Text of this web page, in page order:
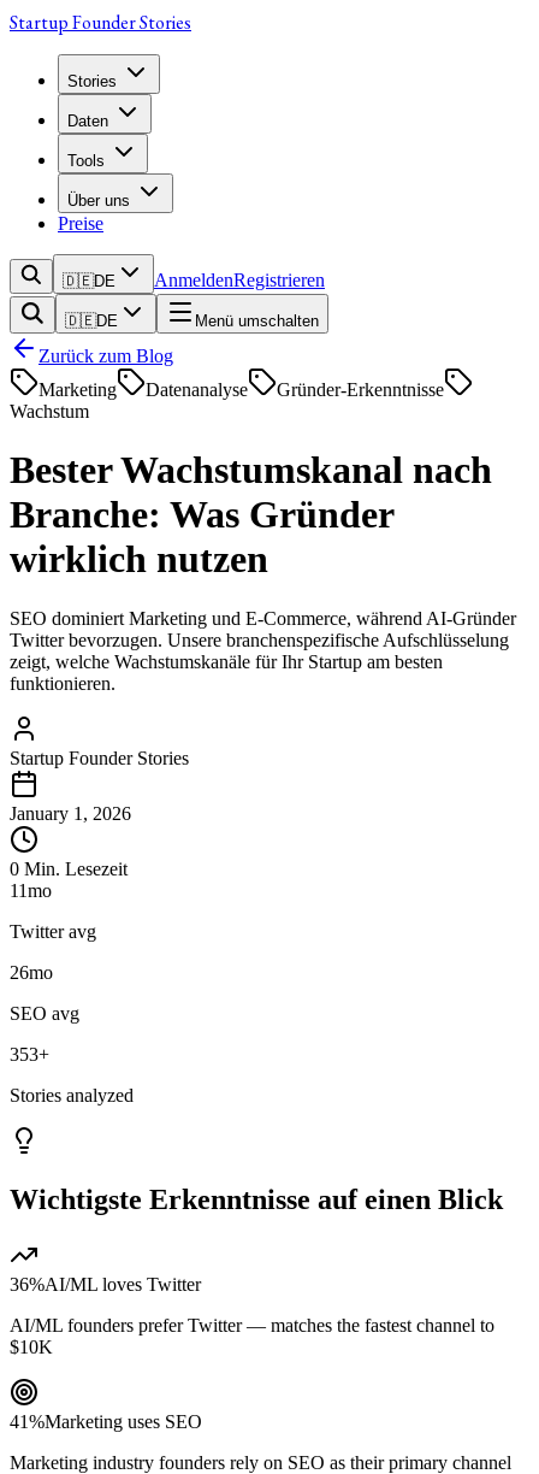
Startup Founder Stories
Stories
Daten
Tools
Über uns
Preise
🇩🇪DE AnmeldenRegistrieren
🇩🇪DE Menü umschalten
Zurück zum Blog
Marketing
Datenanalyse
Gründer-Erkenntnisse
Wachstum
Bester Wachstumskanal nach
Branche: Was Gründer
wirklich nutzen
SEO dominiert Marketing und E-Commerce, während AI-Gründer
Twitter bevorzugen. Unsere branchenspezifische Aufschlüsselung
zeigt, welche Wachstumskanäle für Ihr Startup am besten
funktionieren.
Startup Founder Stories
January 1, 2026
0 Min. Lesezeit
11mo
Twitter avg
26mo
SEO avg
353+
Stories analyzed
Wichtigste Erkenntnisse auf einen Blick
36%AI/ML loves Twitter
AI/ML founders prefer Twitter — matches the fastest channel to
$10K
41%Marketing uses SEO
Marketing industry founders rely on SEO as their primary channel